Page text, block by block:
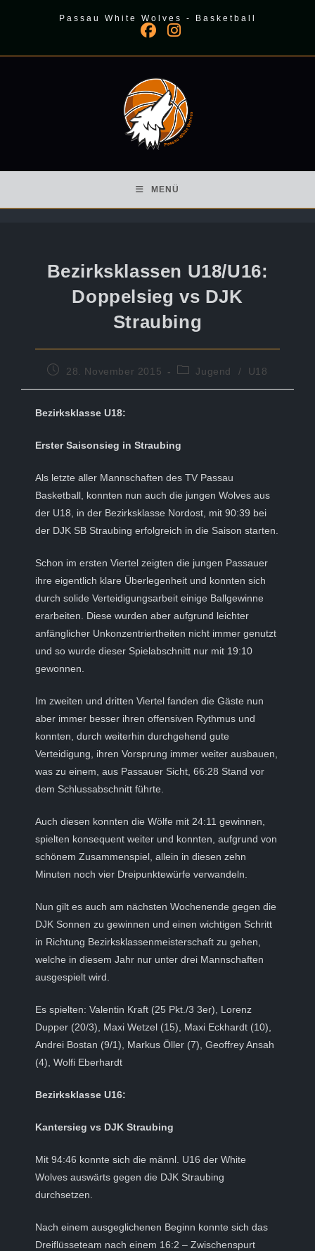
Passau White Wolves - Basketball
MENÜ
Bezirksklassen U18/U16:
Doppelsieg vs DJK
Straubing
Beitrag28. November 2015
Beitrags-
Jugend / U18
Bezirksklasse U18:
Erster Saisonsieg in Straubing
Als letzte aller Mannschaften des TV Passau
Basketball, konnten nun auch die jungen Wolves aus
der U18, in der Bezirksklasse Nordost, mit 90:39 bei
der DJK SB Straubing erfolgreich in die Saison starten.
Schon im ersten Viertel zeigten die jungen Passauer
ihre eigentlich klare Überlegenheit und konnten sich
durch solide Verteidigungsarbeit einige Ballgewinne
erarbeiten. Diese wurden aber aufgrund leichter
anfänglicher Unkonzentriertheiten nicht immer genutzt
und so wurde dieser Spielabschnitt nur mit 19:10
gewonnen.
Im zweiten und dritten Viertel fanden die Gäste nun
aber immer besser ihren offensiven Rythmus und
konnten, durch weiterhin durchgehend gute
Verteidigung, ihren Vorsprung immer weiter ausbauen,
was zu einem, aus Passauer Sicht, 66:28 Stand vor
dem Schlussabschnitt führte.
Auch diesen konnten die Wölfe mit 24:11 gewinnen,
spielten konsequent weiter und konnten, aufgrund von
schönem Zusammenspiel, allein in diesen zehn
Minuten noch vier Dreipunktewürfe verwandeln.
Nun gilt es auch am nächsten Wochenende gegen die
DJK Sonnen zu gewinnen und einen wichtigen Schritt
in Richtung Bezirksklassenmeisterschaft zu gehen,
welche in diesem Jahr nur unter drei Mannschaften
ausgespielt wird.
Es spielten: Valentin Kraft (25 Pkt./3 3er), Lorenz
Dupper (20/3), Maxi Wetzel (15), Maxi Eckhardt (10),
Andrei Bostan (9/1), Markus Öller (7), Geoffrey Ansah
(4), Wolfi Eberhardt
Bezirksklasse U16:
Kantersieg vs DJK Straubing
Mit 94:46 konnte sich die männl. U16 der White
Wolves auswärts gegen die DJK Straubing
durchsetzen.
Nach einem ausgeglichenen Beginn konnte sich das
Dreiflüsseteam nach einem 16:2 – Zwischenspurt